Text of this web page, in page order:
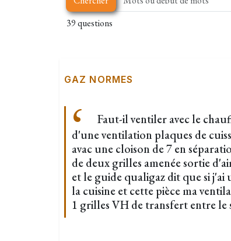
39 questions
GAZ NORMES
Faut-il ventiler avec le
d'une ventilation plaques de
avac une cloison de 7 en
de deux grilles amenée sortie
et le guide qualigaz dit que si
la cuisine et cette pièce ma
1 grilles VH de transfert entre le